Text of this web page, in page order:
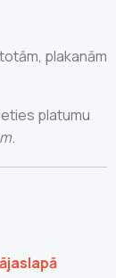
plakanām
platumu
.